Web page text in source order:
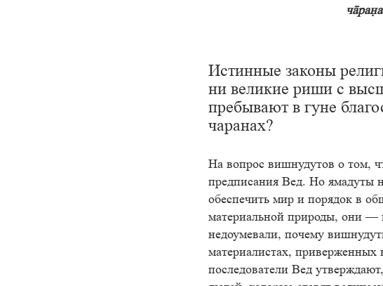
чраа
Истинные законы
ни великие риши с
пребывают в гуне
чаранах?
На вопрос вишнудутов о том,
предписания Вед. Но ямадуты
обеспечить мир и порядок в
материальной природы, они —
недоумевали, почему
материалистах,
последователи Вед